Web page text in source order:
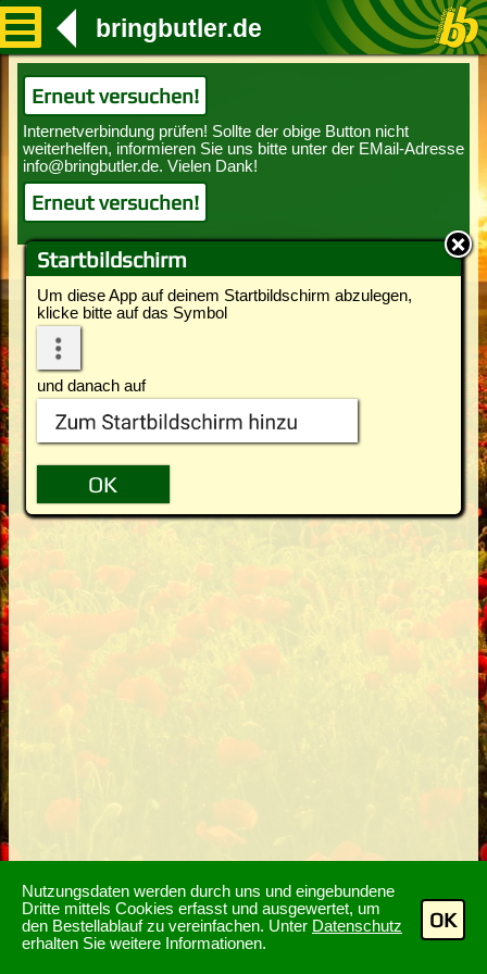
Nutzungsdaten werden durch uns und eingebundene
Dritte mittels Cookies erfasst und ausgewertet, um
den Bestellablauf zu vereinfachen. Unter Datenschutz
erhalten Sie weitere Informationen.
OK
Startbildschirm
Um diese App auf deinem Startbildschirm abzulegen,
klicke bitte auf das Symbol
und danach auf
bringbutler.de
Erneut versuchen!
Erneut versuchen!